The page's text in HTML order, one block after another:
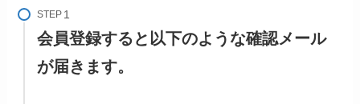
STEP
会員登録すると以下のような確認メール
が届きます。